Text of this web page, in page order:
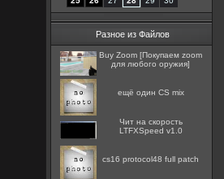
Разное из Файлов
Buy Zoom [Покупаем zoom
для любого оружия]
ещё один CS mix
Чит на скорость
LTFXSpeed v1.0
cs16 protocol48 full patch